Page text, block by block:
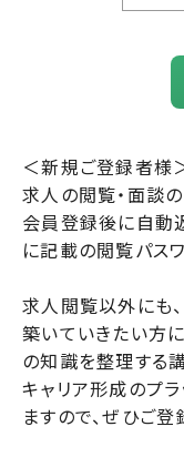
＜新規ご登録者様
求人の閲覧・面談
会員登録後に自動
に記載の閲覧パス
求人閲覧以外にも
築いていきたい方
の知識を整理する
キャリア形成のプ
ますので、ぜひご登